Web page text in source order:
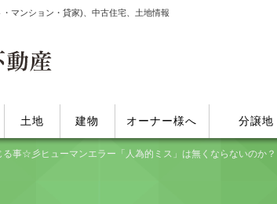
マンション・貸家)、中古住宅、土地情報
土地 建物 オーナー様へ 分譲地
る事☆彡ヒューマンエラー「人為的ミス」は無くならないのか？